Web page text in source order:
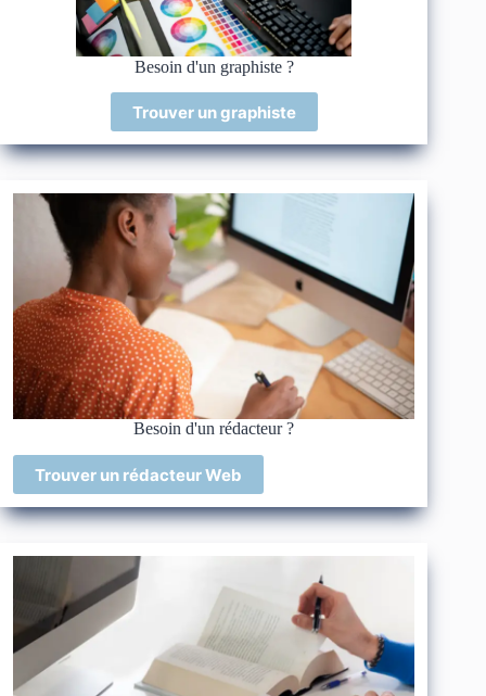
Besoin d'un graphiste ?
Trouver un graphiste
Besoin d'un rédacteur ?
Trouver un rédacteur Web